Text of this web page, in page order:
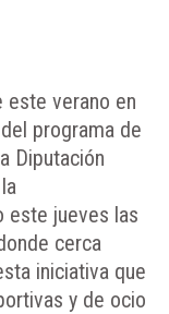
este verano en
programa de
Diputación
este jueves las
cerca
iniciativa que
y de ocio